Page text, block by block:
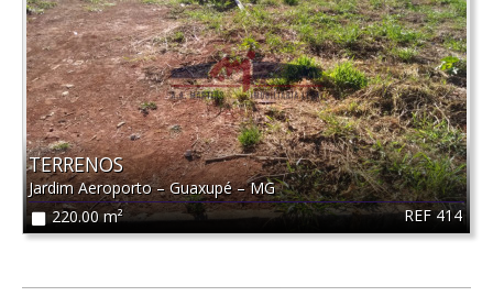
REF 414
TERRENOS
Jardim Aeroporto–Guaxupé–MG
220.00 m²